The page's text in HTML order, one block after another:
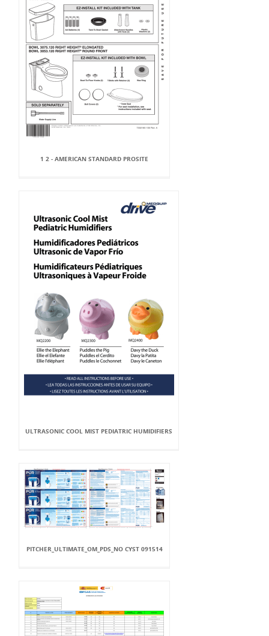
1 2 - AMERICAN STANDARD PROSITE
ULTRASONIC COOL MIST PEDIATRIC HUMIDIFIERS
PITCHER_ULTIMATE_OM_PDS_NO CYST 091514